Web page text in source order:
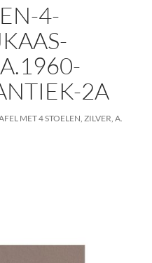
4-
2A
MET 4 STOELEN, ZILVER, A.